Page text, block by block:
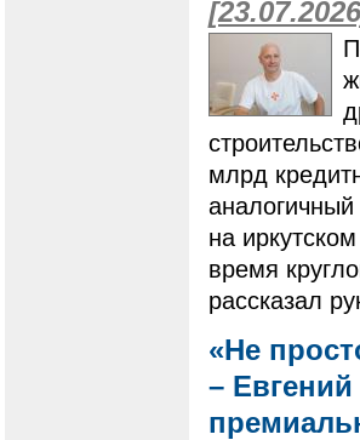
млрд
на
время
рассказал
«Не
–